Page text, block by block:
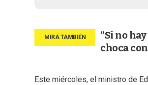
“Si no
choca
Este miércoles, el ministro de